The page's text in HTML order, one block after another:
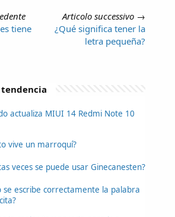
tiene
Articolo successivo →
¿Qué significa tener la
letra pequeña?
actualiza MIUI 14 Redmi Note 10
vive un marroquí?
veces se puede usar Ginecanesten?
se escribe correctamente la palabra